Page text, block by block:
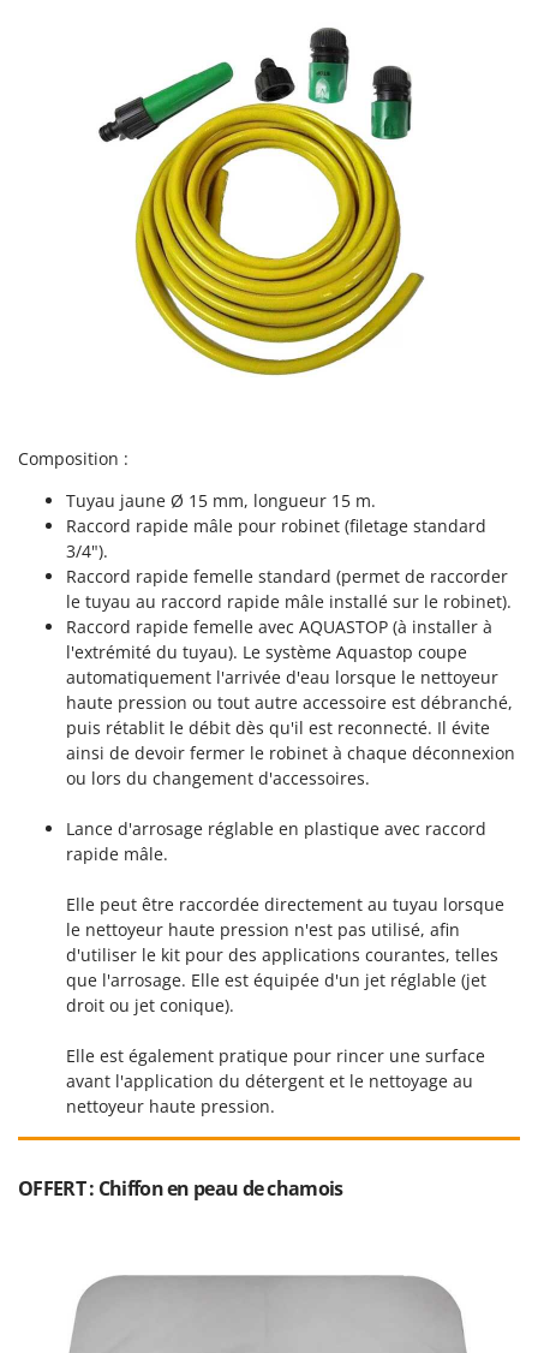
R.G.V.
Redback
Resto Italia
Robomow
Rossofuoco
Rover Pompe
Royal Food
Ryobi
S.T.P.
Santos
Sbaraglia
Schnitzer
Seven Italy
Shark
Silky
Simatech
Sirman
Skil
Smartwood
Smeg
Snapper
Spice Electronics
Spyro
Stanley
Composition :
Tuyau jaune Ø 15 mm, longueur 15 m.
Raccord rapide mâle pour robinet (filetage standard
3/4").
Raccord rapide femelle standard (permet de raccorder
le tuyau au raccord rapide mâle installé sur le robinet).
Raccord rapide femelle avec AQUASTOP (à installer à
l'extrémité du tuyau). Le système Aquastop coupe
automatiquement l'arrivée d'eau lorsque le nettoyeur
haute pression ou tout autre accessoire est débranché,
puis rétablit le débit dès qu'il est reconnecté. Il évite
ainsi de devoir fermer le robinet à chaque déconnexion
ou lors du changement d'accessoires.
Lance d'arrosage réglable en plastique avec raccord
rapide mâle.
Elle peut être raccordée directement au tuyau lorsque
le nettoyeur haute pression n'est pas utilisé, afin
d'utiliser le kit pour des applications courantes, telles
que l'arrosage. Elle est équipée d'un jet réglable (jet
droit ou jet conique).
Elle est également pratique pour rincer une surface
avant l'application du détergent et le nettoyage au
nettoyeur haute pression.
OFFERT : Chiffon en peau de chamois